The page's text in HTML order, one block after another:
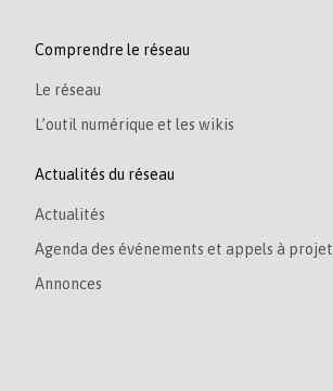
Comprendre le réseau
Le réseau
L’outil numérique et les wikis
Actualités du réseau
Actualités
Agenda des événements et appels à projet
Annonces